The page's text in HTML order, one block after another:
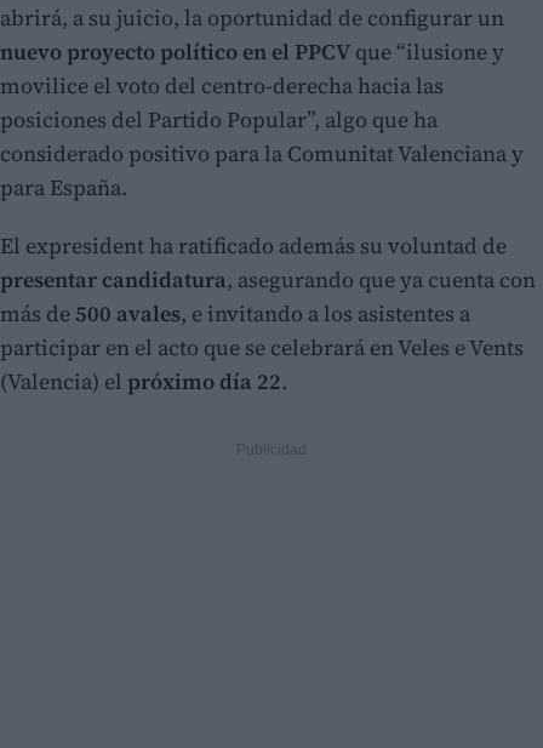
abrirá, a su juicio, la oportunidad de configurar un
nuevo proyecto político en el PPCV que “ilusione y
movilice el voto del centro-derecha hacia las
posiciones del Partido Popular”, algo que ha
considerado positivo para la Comunitat Valenciana y
para España.
El expresident ha ratificado además su voluntad de
presentar candidatura, asegurando que ya cuenta con
más de 500 avales, e invitando a los asistentes a
participar en el acto que se celebrará en Veles e Vents
(Valencia) el próximo día 22.